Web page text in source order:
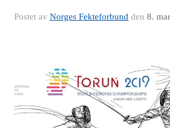
Postet av Norges Fekteforbund den 8.